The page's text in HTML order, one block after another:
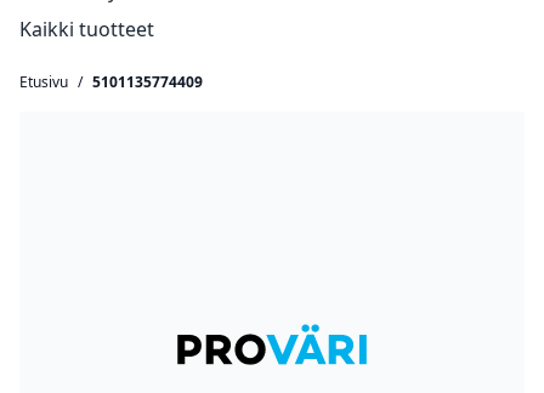
Kaikki tuotteet
Etusivu / 5101135774409